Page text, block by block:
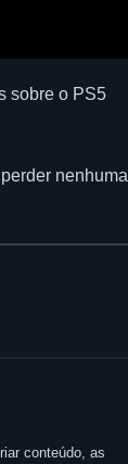
sobre o PS5
nenhuma
conteúdo, as